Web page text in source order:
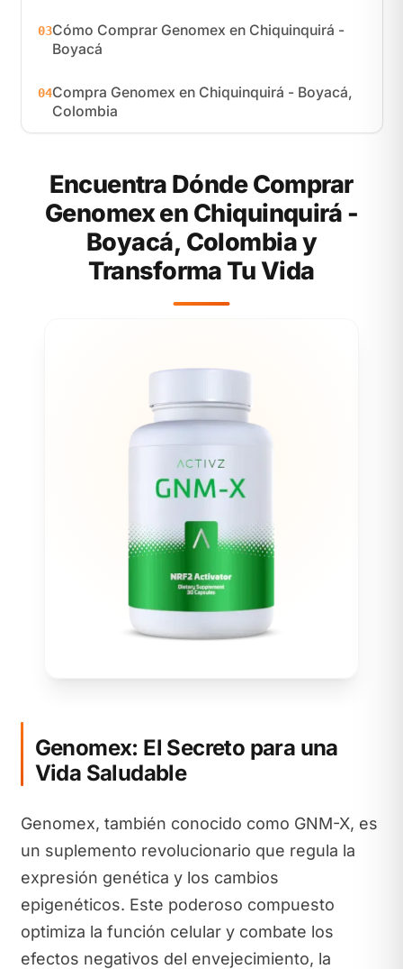
03Cómo Comprar Genomex en Chiquinquirá -
Boyacá
04Compra Genomex en Chiquinquirá - Boyacá,
Colombia
Encuentra Dónde Comprar
Genomex en Chiquinquirá -
Boyacá, Colombia y
Transforma Tu Vida
Genomex: El Secreto para una
Vida Saludable
Genomex, también conocido como GNM-X, es
un suplemento revolucionario que regula la
expresión genética y los cambios
epigenéticos. Este poderoso compuesto
optimiza la función celular y combate los
efectos negativos del envejecimiento, la